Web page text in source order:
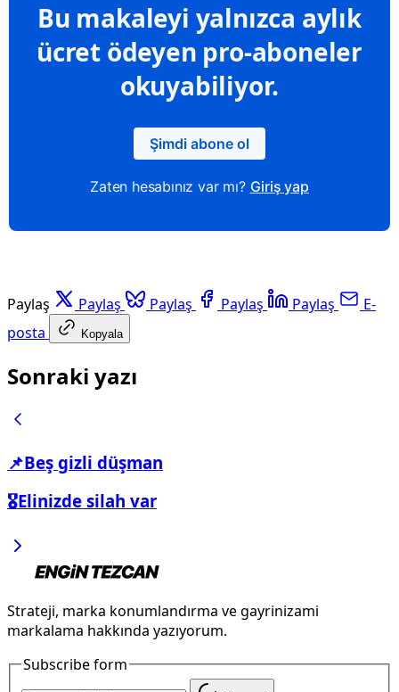
Bu makaleyi yalnızca aylık
ücret ödeyen pro-aboneler
okuyabiliyor.
Şimdi abone ol
Zaten hesabınız var mı? Giriş yap
Paylaş Paylaş Paylaş Paylaş Paylaş
E-
posta
Kopyala
Sonraki yazı
📌Beş gizli düşman
🎖️Elinizde silah var
Strateji, marka konumlandırma ve gayrinizami
markalama hakkında yazıyorum.
Subscribe form